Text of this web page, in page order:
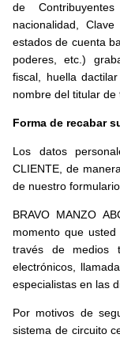
de
nacionalidad,
estados de cuenta
poderes, etc.)
fiscal, huella
nombre del titular de
Forma de recabar
Los datos
CLIENTE, de
de nuestro
BRAVO MANZO
momento que
través de medios
electrónicos,
especialistas en las
Por motivos de
sistema de circuito